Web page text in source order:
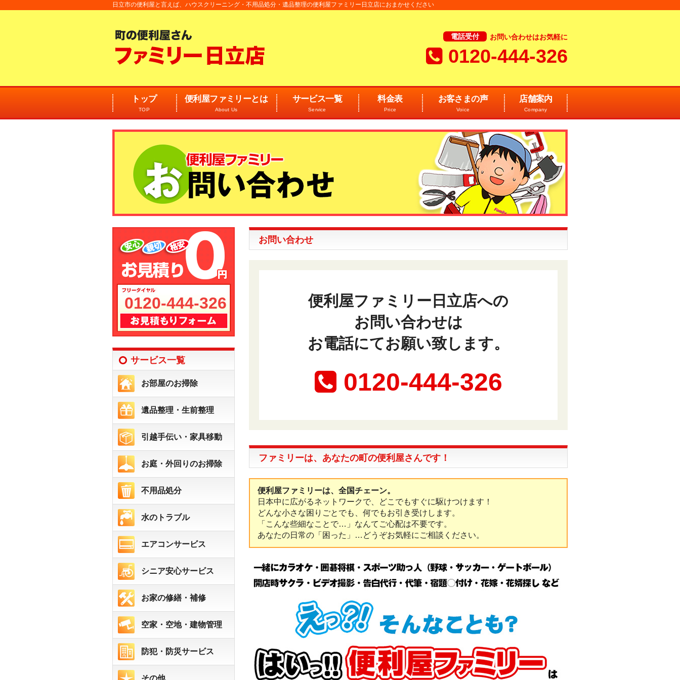
日立市の便利屋と言えば、ハウスクリーニング・不用品処分・遺品整理の便利屋ファミリー日立店におまかせください
電話受付 お問い合わせはお気軽に
0120-444-326
トップ
TOP
便利屋ファミリーとは
About Us
サービス一覧
Service
料金表
Price
お客さまの声
Voice
店舗案内
Company
お問い合わせ
便利屋ファミリー日立店への
お問い合わせは
お電話にてお願い致します。
0120-444-326
ファミリーは、あなたの町の便利屋さんです！
便利屋ファミリーは、全国チェーン。
日本中に広がるネットワークで、どこでもすぐに駆けつけます！
どんな小さな困りごとでも、何でもお引き受けします。
「こんな些細なことで…」なんてご心配は不要です。
あなたの日常の「困った」…どうぞお気軽にご相談ください。
0120-444-326
サービス一覧
お部屋のお掃除
遺品整理・生前整理
引越手伝い・家具移動
お庭・外回りのお掃除
不用品処分
水のトラブル
エアコンサービス
シニア安心サービス
お家の修繕・補修
空家・空地・建物管理
防犯・防災サービス
その他